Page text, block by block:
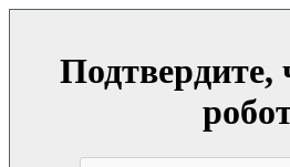
Подтвердите,